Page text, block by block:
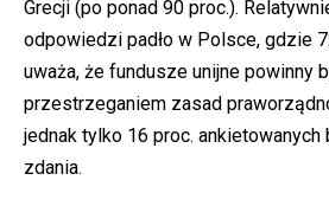
Grecji (po ponad 90 proc.).
odpowiedzi padło w Polsce, gdzie
uważa, że fundusze unijne powinny
przestrzeganiem zasad
jednak tylko 16 proc. ankietowanych
zdania.